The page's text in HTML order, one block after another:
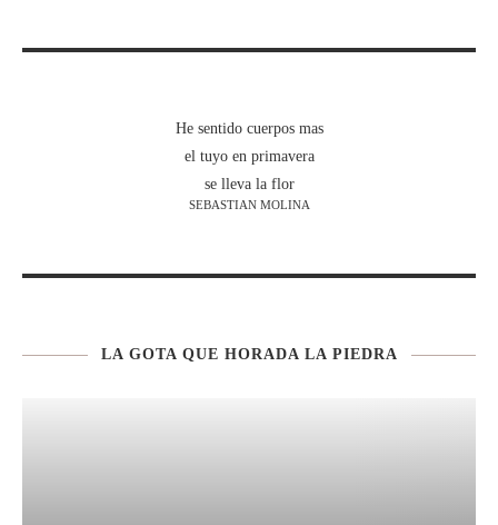
He sentido cuerpos mas
el tuyo en primavera
se lleva la flor
SEBASTIAN MOLINA
LA GOTA QUE HORADA LA PIEDRA